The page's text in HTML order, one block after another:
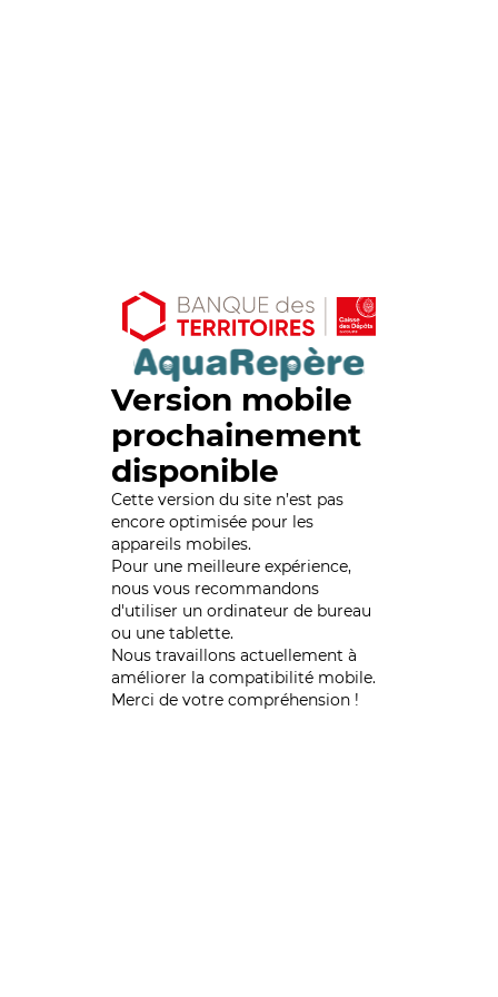
Version mobile
prochainement
disponible
Cette version du site n’est pas
encore optimisée pour les
appareils mobiles.
Pour une meilleure expérience,
nous vous recommandons
d'utiliser un ordinateur de bureau
ou une tablette.
Nous travaillons actuellement à
améliorer la compatibilité mobile.
Merci de votre compréhension !